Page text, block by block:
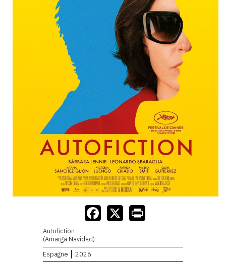
Autofiction
(Amarga Navidad)
Espagne
2026